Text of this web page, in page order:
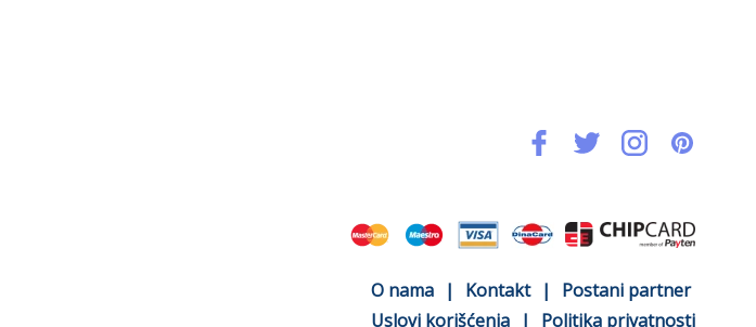
O nama | Kontakt |
Postani partner
Uslovi korišćenja | Politika privatnosti